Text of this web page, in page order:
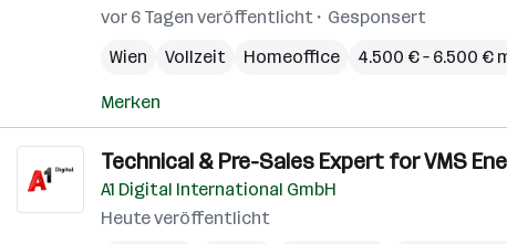
vor 6 Tagen veröffentlicht
Gesponsert
Wien
Vollzeit Homeoffice 4.500 € – 6.500 €
Merken
Technical & Pre-Sales Expert for VMS
A1 Digital International GmbH
Heute veröffentlicht